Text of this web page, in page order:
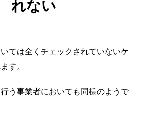
れない
ては全くチェックされていないケ
す。
う事業者においても同様のようで